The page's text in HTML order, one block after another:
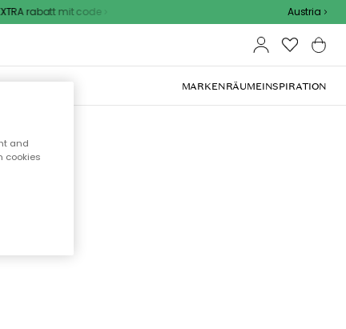
rabatt mit code Austria
MÖBEL MARKENRÄUMEINSPIRATION
and
cookies